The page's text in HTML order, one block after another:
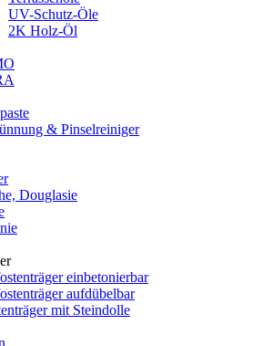
UV-Schutz-Öle
2K Holz-Öl
& Pinselreiniger
Douglasie
einbetonierbar
aufdübelbar
mit Steindolle